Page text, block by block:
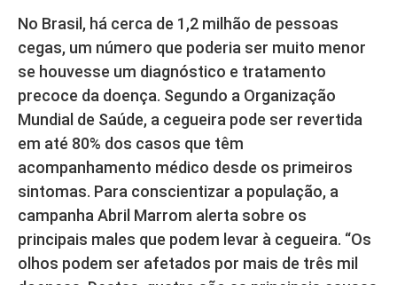
No Brasil, há cerca de 1,2 milhão de pessoas
cegas, um número que poderia ser muito menor
se houvesse um diagnóstico e tratamento
precoce da doença. Segundo a Organização
Mundial de Saúde, a cegueira pode ser revertida
em até 80% dos casos que têm
acompanhamento médico desde os primeiros
sintomas. Para conscientizar a população, a
campanha Abril Marrom alerta sobre os
principais males que podem levar à cegueira. “Os
olhos podem ser afetados por mais de três mil